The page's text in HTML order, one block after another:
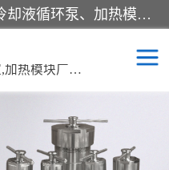
郑州杜甫仪器厂主营：低温冷却液循环泵、加热模块、水热合成反应釜、水油浴锅、旋转蒸发器、循环水真空泵等产品。郑州杜甫仪器厂在众多的教学仪器行业中依靠科技力量扬长避短、迅速发展，成为国家教委*生产教学仪器的厂家，产品具有国内良好水平，主导产品通过ISO9002质量认证。
低温冷却液循环泵厂家,加热模块厂家,水热合成反应釜厂家,水油浴锅厂家,旋转蒸发器厂家
水热合成反应釜厂家